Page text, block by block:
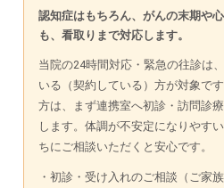
認知症はもちろん、がんの末期や
も、看取りまで対応します。
当院の24時間対応・緊急の往診は
いる（契約している）方が対象で
方は、まず連携室へ初診・訪問診
します。体調が不安定になりやす
ちにご相談いただくと安心です。
初診・受け入れのご相談（ご家